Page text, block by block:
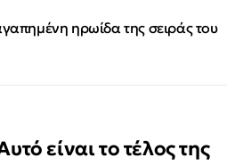
ηρωίδα της σειράς του
είναι το τέλος της